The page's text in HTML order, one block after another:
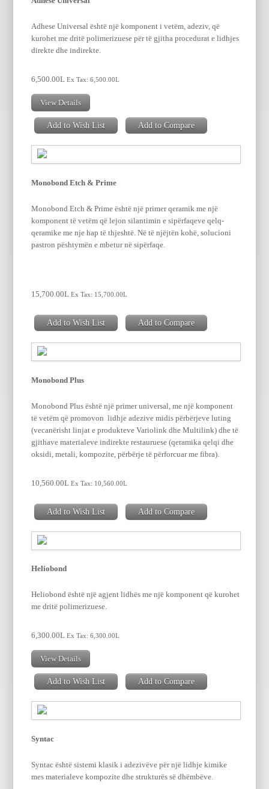
Adhese Universal është një komponent i vetëm, adeziv, që
kurohet me dritë polimerizuese për të gjitha procedurat e lidhjes
direkte dhe indirekte.
6,500.00L Ex Tax: 6,500.00L
View Details
Add to Wish List Add to Compare
Monobond Etch & Prime
Monobond Etch & Prime është një primer qeramik me një
komponent të vetëm që lejon silantimin e sipërfaqeve qelq-
qeramike me nje hap të thjeshtë. Në të njëjtën kohë, solucioni
pastron pështymën e mbetur në sipërfaqe.
15,700.00L Ex Tax: 15,700.00L
Add to Wish List Add to Compare
Monobond Plus
Monobond Plus është një primer universal, me një komponent
të vetëm që promovon lidhje adezive midis përbërjeve luting
(vecanërisht linjat e produkteve Variolink dhe Multilink) dhe të
gjithave materialeve indirekte restauruese (qeramika qelqi dhe
oksidi, metali, kompozite, përbërje të përforcuar me fibra).
10,560.00L Ex Tax: 10,560.00L
Add to Wish List Add to Compare
Heliobond
Heliobond është një agjent lidhës me një komponent që kurohet
me dritë polimerizuese.
6,300.00L Ex Tax: 6,300.00L
View Details
Add to Wish List Add to Compare
Syntac
Syntac është sistemi klasik i adezivëve për një lidhje kimike
mes materialeve kompozite dhe strukturës së dhëmbëve.